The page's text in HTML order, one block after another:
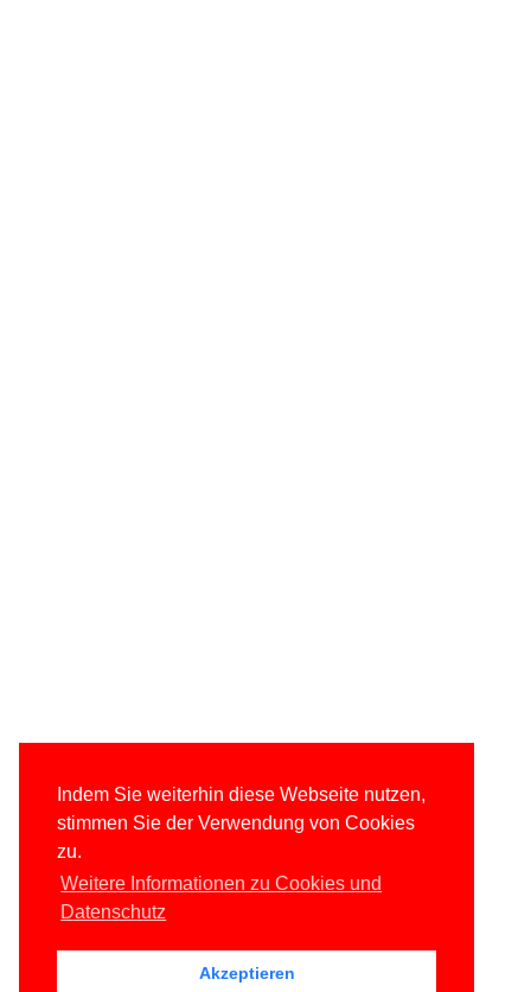
Indem Sie weiterhin diese Webseite nutzen,
stimmen Sie der Verwendung von Cookies
zu.
Weitere Informationen zu Cookies und
Datenschutz
Akzeptieren